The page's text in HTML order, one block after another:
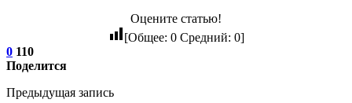
Оцените статью!
[Общее: 0Средний: 0]
0 110
Поделится
Предыдущая запись